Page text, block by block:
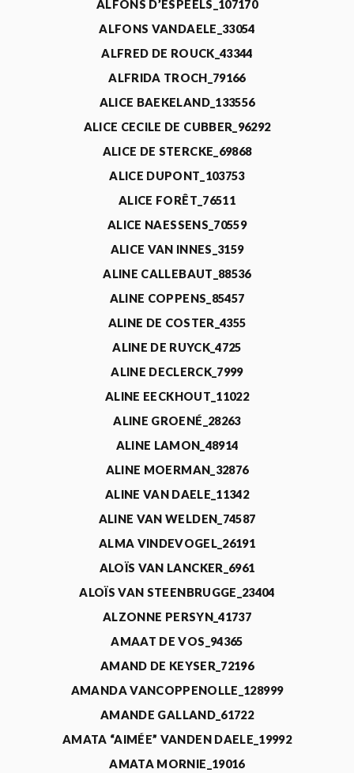
ALFONS D’ESPEELS_107170
ALFONS VANDAELE_33054
ALFRED DE ROUCK_43344
ALFRIDA TROCH_79166
ALICE BAEKELAND_133556
ALICE CECILE DE CUBBER_96292
ALICE DE STERCKE_69868
ALICE DUPONT_103753
ALICE FORÊT_76511
ALICE NAESSENS_70559
ALICE VAN INNES_3159
ALINE CALLEBAUT_88536
ALINE COPPENS_85457
ALINE DE COSTER_4355
ALINE DE RUYCK_4725
ALINE DECLERCK_7999
ALINE EECKHOUT_11022
ALINE GROENÉ_28263
ALINE LAMON_48914
ALINE MOERMAN_32876
ALINE VAN DAELE_11342
ALINE VAN WELDEN_74587
ALMA VINDEVOGEL_26191
ALOÏS VAN LANCKER_6961
ALOÏS VAN STEENBRUGGE_23404
ALZONNE PERSYN_41737
AMAAT DE VOS_94365
AMAND DE KEYSER_72196
AMANDA VANCOPPENOLLE_128999
AMANDE GALLAND_61722
AMATA “AIMÉE” VANDEN DAELE_19992
AMATA MORNIE_19016